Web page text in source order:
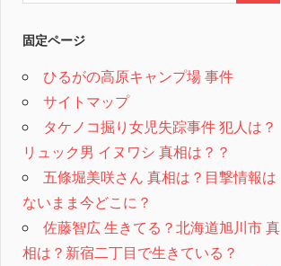
固定ページ
ひるがの高原キャンプ場 事件
サイトマップ
タケノコ掘り女児失踪事件 犯人は？
リュック男 イヌワシ 真相は？？
五條堀美咲さん 真相は？目撃情報は
ないまま今どこに？
佐藤智広 生きてる？北海道旭川市 真
相は？新宿二丁目で生きている？